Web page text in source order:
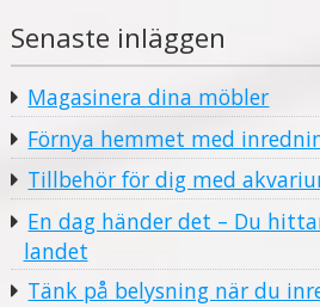
r
i
i
Senaste inläggen
Magasinera dina möbler
Förnya hemmet med
Tillbehör för dig med
En dag händer det – Du
landet
Tänk på belysning när du